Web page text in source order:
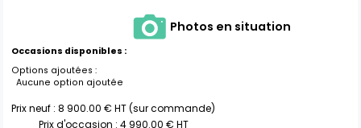
Photos en situation
Occasions disponibles :
Options ajoutées :
Aucune option ajoutée
Prix neuf :8 900.00 € HT (sur commande)
Prix d'occasion : 4 990.00 € HT